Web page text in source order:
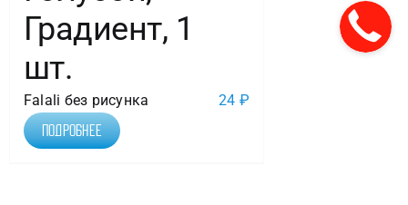
Градиент, 1
шт.
Falali без рисунка 24 ₽
Подробнее